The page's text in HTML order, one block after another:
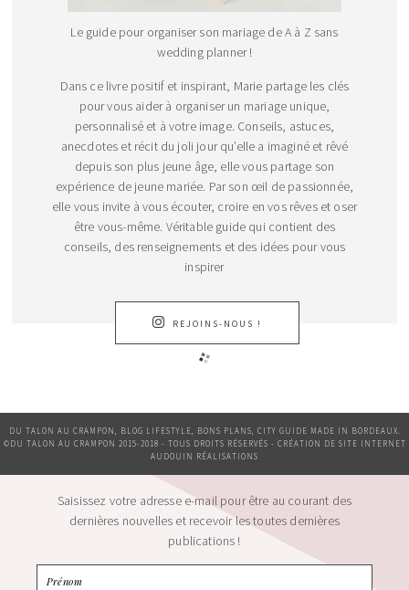
Le guide pour organiser son mariage de A à Z sans
wedding planner !
Dans ce livre positif et inspirant, Marie partage les clés
pour vous aider à organiser un mariage unique,
personnalisé et à votre image. Conseils, astuces,
anecdotes et récit du joli jour qu’elle a imaginé et rêvé
depuis son plus jeune âge, elle vous partage son
expérience de jeune mariée. Par son œil de passionnée,
elle vous invite à vous écouter, croire en vos rêves et oser
être vous-même. Véritable guide qui contient des
conseils, des renseignements et des idées pour vous
inspirer
REJOINS-NOUS !
DU TALON AU CRAMPON, BLOG LIFESTYLE, BONS PLANS, CITY GUIDE MADE IN BORDEAUX.
©DU TALON AU CRAMPON 2015-2018 - TOUS DROITS RÉSERVÉS - CRÉATION DE SITE INTERNET
AUDOUIN RÉALISATIONS
Saisissez votre adresse e-mail pour être au courant des
dernières nouvelles et recevoir les toutes dernières
publications !